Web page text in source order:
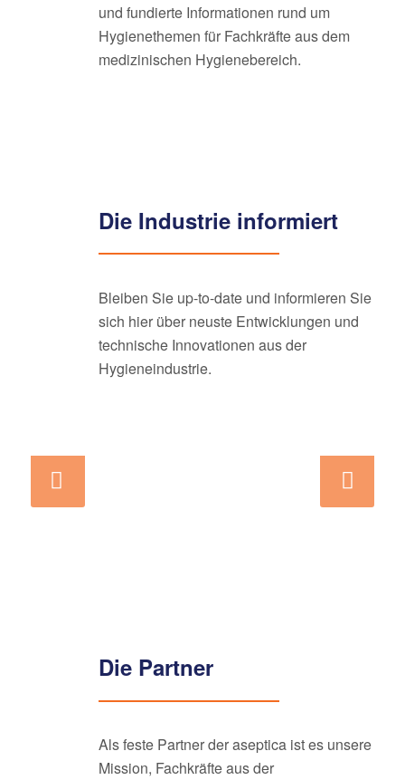
und fundierte Informationen rund um
Hygienethemen für Fachkräfte aus dem
medizinischen Hygienebereich.
Die Industrie informiert
Bleiben Sie up-to-date und informieren Sie
sich hier über neuste Entwicklungen und
technische Innovationen aus der
Hygieneindustrie.
Die Partner
Als feste Partner der aseptica ist es unsere
Mission, Fachkräfte aus der